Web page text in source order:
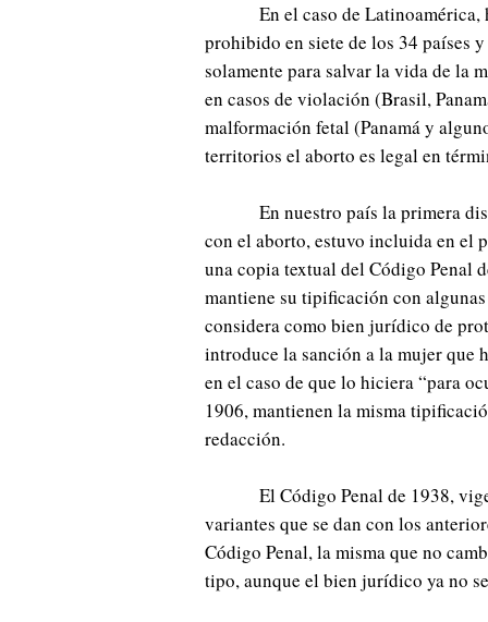
En el caso de
prohibido en siete de los 34 países
solamente para salvar la vida de la
en casos de violación (Brasil,
malformación fetal (Panamá y
territorios el aborto es legal en
En nuestro país la primera
con el aborto, estuvo incluida en el
una copia textual del Código Penal
mantiene su tipificación con
considera como bien jurídico de
introduce la sanción a la mujer que
en el caso de que lo hiciera “para
1906, mantienen la misma
redacción.
El Código Penal de 1938,
variantes que se dan con los
Código Penal, la misma que no
tipo, aunque el bien jurídico ya no